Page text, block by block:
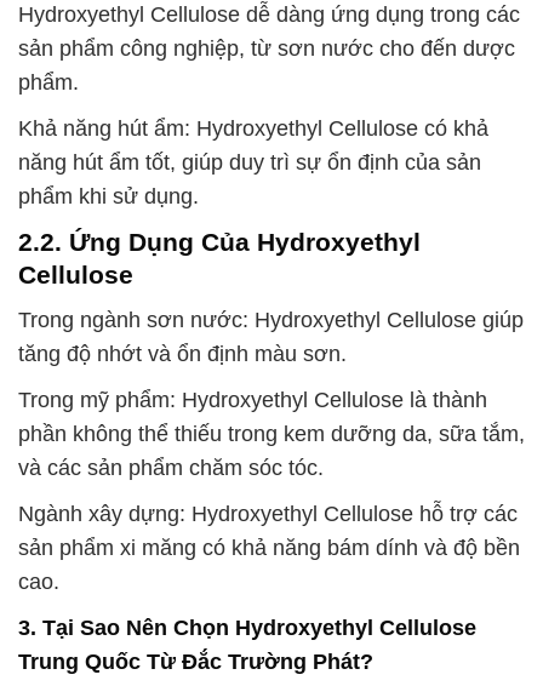
Hydroxyethyl Cellulose dễ dàng ứng dụng trong các
sản phẩm công nghiệp, từ sơn nước cho đến dược
phẩm.
Khả năng hút ẩm: Hydroxyethyl Cellulose có khả
năng hút ẩm tốt, giúp duy trì sự ổn định của sản
phẩm khi sử dụng.
2.2. Ứng Dụng Của Hydroxyethyl
Cellulose
Trong ngành sơn nước: Hydroxyethyl Cellulose giúp
tăng độ nhớt và ổn định màu sơn.
Trong mỹ phẩm: Hydroxyethyl Cellulose là thành
phần không thể thiếu trong kem dưỡng da, sữa tắm,
và các sản phẩm chăm sóc tóc.
Ngành xây dựng: Hydroxyethyl Cellulose hỗ trợ các
sản phẩm xi măng có khả năng bám dính và độ bền
cao.
3. Tại Sao Nên Chọn Hydroxyethyl Cellulose
Trung Quốc Từ Đắc Trường Phát?